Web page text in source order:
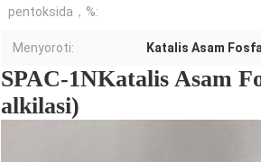
pentoksida，%:
Menyoroti: Katalis Asam
SPAC-1NKatalis Asam
alkilasi)